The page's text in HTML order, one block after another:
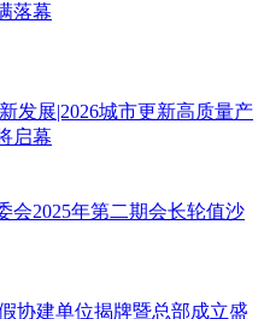
落幕
发展|2026城市更新高质量产
启幕
会2025年第二期会长轮值沙
协建单位揭牌暨总部成立盛